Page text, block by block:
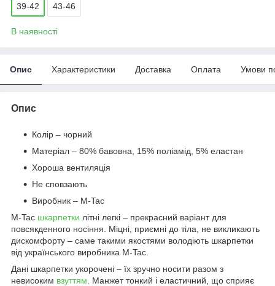
39-42 43-46
В наявності
Опис Характеристики Доставка Оплата Умови
Опис
Колір – чорний
Матеріал – 80% бавовна, 15% поліамід, 5% еластан
Хороша вентиляція
Не сповзають
Виробник – M-Tac
M-Tac шкарпетки літні легкі – прекрасний варіант для
повсякденного носіння. Міцні, приємні до тіла, не викликають
дискомфорту – саме такими якостями володіють шкарпетки
від українського виробника M-Tac.
Дані шкарпетки укорочені – їх зручно носити разом з
невисоким взуттям . Манжет тонкий і еластичний, що сприяє